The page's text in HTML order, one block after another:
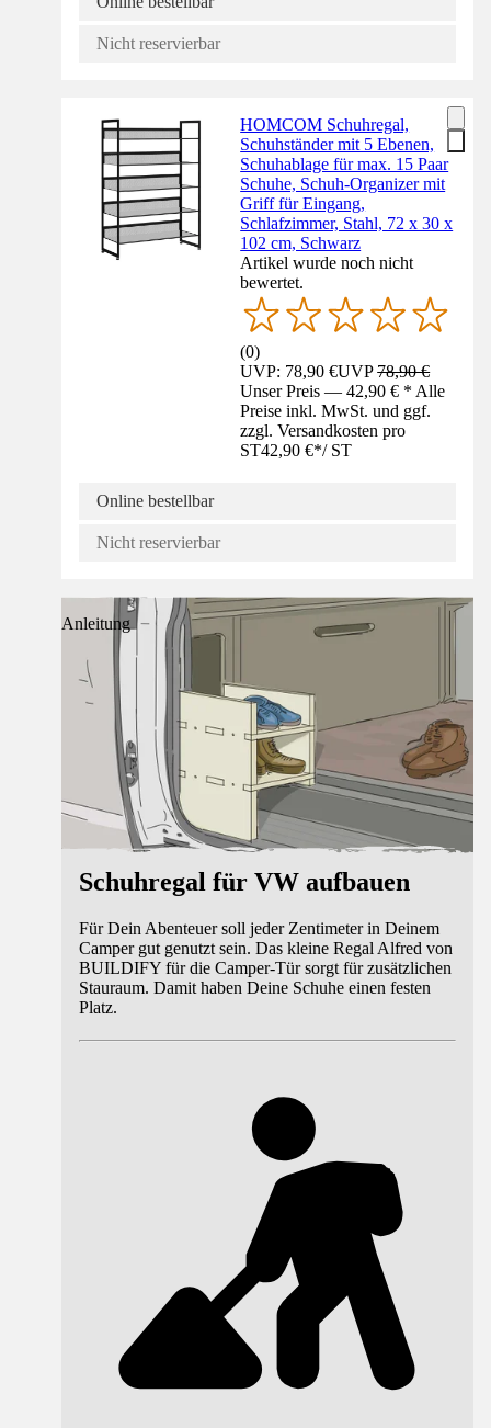
Nicht reservierbar
HOMCOM Schuhregal,
Schuhständer mit 5 Ebenen,
Schuhablage für max. 15 Paar
Schuhe, Schuh-Organizer mit
Griff für Eingang,
Schlafzimmer, Stahl, 72 x 30 x
102 cm, Schwarz
Artikel wurde noch nicht
bewertet.
(0)
UVP: 78,90 €UVP78,90 €
Unser Preis — 42,90 € * Alle
Preise inkl. MwSt. und ggf.
zzgl. Versandkosten pro
ST42,90 €*/ ST
Online bestellbar
Nicht reservierbar
Anleitung
Schuhregal für VW aufbauen
Für Dein Abenteuer soll jeder Zentimeter in Deinem
Camper gut genutzt sein. Das kleine Regal Alfred von
BUILDIFY für die Camper-Tür sorgt für zusätzlichen
Stauraum. Damit haben Deine Schuhe einen festen
Platz.